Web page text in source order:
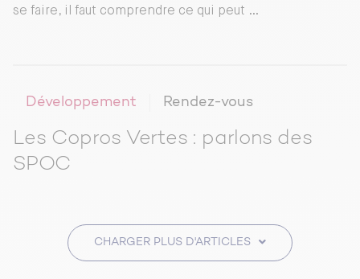
se faire, il faut comprendre ce qui peut …
Développement Rendez-vous
Les Copros Vertes : parlons des
SPOC
CHARGER PLUS D'ARTICLES